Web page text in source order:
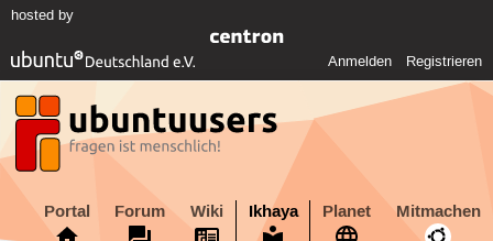
hosted by
Anmelden Registrieren
Portal Forum Wiki Ikhaya Planet Mitmachen